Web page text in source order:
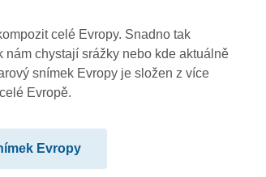
19:50
19:40
19:30
celé Evropy. Snadno tak
nám chystají srážky nebo kde aktuálně
snímek Evropy je složen z více
Evropě.
Evropy